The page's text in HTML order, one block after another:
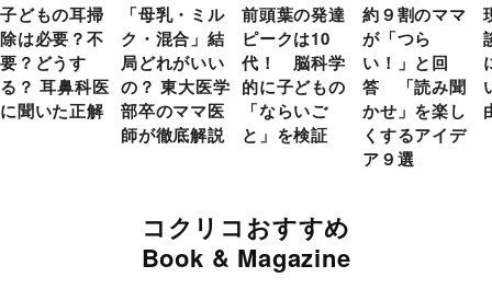
子どもの耳掃
除は必要？不
要？どうす
る？ 耳鼻科医
に聞いた正解
「母乳・ミル
ク・混合」結
局どれがいい
の？ 東大医学
部卒のママ医
師が徹底解説
前頭葉の発達
ピークは10
代！ 脳科学
的に子どもの
「ならいご
と」を検証
約９割のママ
が「つら
い！」と回
答 「読み聞
かせ」を楽し
くするアイデ
ア９選
コクリコおすすめ
Book & Magazine